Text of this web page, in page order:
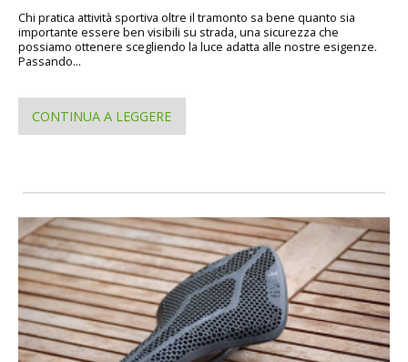
Chi pratica attività sportiva oltre il tramonto sa bene quanto sia
importante essere ben visibili su strada, una sicurezza che
possiamo ottenere scegliendo la luce adatta alle nostre esigenze.
Passando...
CONTINUA A LEGGERE